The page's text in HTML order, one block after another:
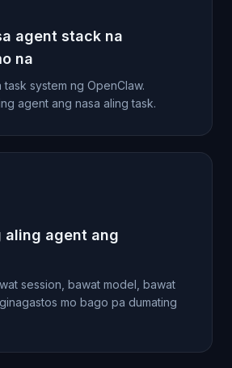
agent stack na
na
task system ng OpenClaw.
agent ang nasa aling task.
aling agent ang
session, bawat model, bawat
mo bago pa dumating